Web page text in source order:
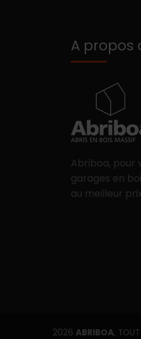
A propos
Abriboa, pour
garages en
au meilleur
2026 ABRIBOA, TOUT